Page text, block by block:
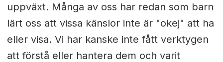
uppväxt. Många av oss har redan som barn
lärt oss att vissa känslor inte är "okej" att ha
eller visa. Vi har kanske inte fått verktygen
att förstå eller hantera dem och varit